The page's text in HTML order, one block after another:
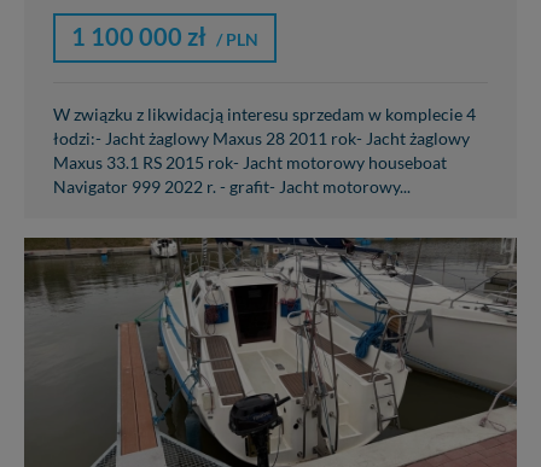
1 100 000 zł / PLN
W związku z likwidacją interesu sprzedam w komplecie 4
łodzi:- Jacht żaglowy Maxus 28 2011 rok- Jacht żaglowy
Maxus 33.1 RS 2015 rok- Jacht motorowy houseboat
Navigator 999 2022 r. - grafit- Jacht motorowy...